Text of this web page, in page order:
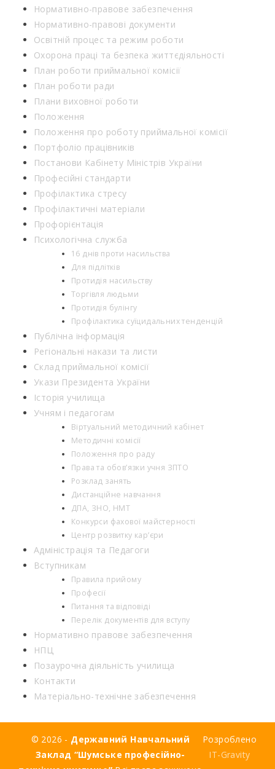
Нормативно-правове забезпечення
Нормативно-правові документи
Освітній процес та режим роботи
Охорона праці та безпека життєдіяльності
План роботи приймальної комісії
План роботи ради
Плани виховної роботи
Положення
Положення про роботу приймальної комісії
Портфоліо працівників
Постанови Кабінету Міністрів України
Професійні стандарти
Профілактика стресу
Профілактичні матеріали
Профорієнтація
Психологічна служба
16 днів проти насильства
Для підлітків
Протидія насильству
Торгівля людьми
Протидія булінгу
Профілактика суїцидальних тенденцій
Публічна інформація
Регіональні накази та листи
Склад приймальної комісії
Укази Президента України
Історія училища
Учням і педагогам
Віртуальний методичний кабінет
Методичні комісії
Положення про раду
Права та обов’язки учня ЗПТО
Розклад занять
Дистанційне навчання
ДПА, ЗНО, НМТ
Конкурси фахової майстерності
Центр розвитку кар’єри
Адміністрація та Педагоги
Вступникам
Правила прийому
Професії
Питання та відповіді
Перелік документів для вступу
Нормативно правове забезпечення
НПЦ
Позаурочна діяльність училища
Контакти
Матеріально-технічне забезпечення
© 2026 - Державний Навчальний
Заклад “Шумське професійно-
Розроблено
IT-Gravity